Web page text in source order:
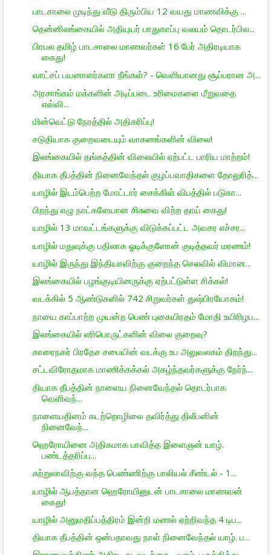
பாடசாலை முடிந்து வீடு திரும்பிய 12 வயது மாணவிக்கு ...
தென்னிலங்கையில் அதியுயர் பாதுகாப்பு வலயம் தொடர்பில...
பிரபல தமிழ் பாடசாலை மாணவர்கள் 16 பேர் அதிரடியாக
கைது!
வாட்சப் பயனாளர்களா நீங்கள்? - வெளியானது சூப்பரான அ...
அரசாங்கம் மக்களின் அடிப்படை உரிமைகளை மீறுவதை
எவ்வி...
மின்வெட்டு நேரத்தில் அதிகரிப்பு!
சடுதியாக குறைவடையும் வாகனங்களின் விலை!
இலங்கையில் தங்கத்தின் விலையில் ஏற்பட்ட பாரிய மாற்றம்!
தியாக தீபத்தின் நினைவேந்தல் குழப்பவாதிகளை தோலுரித்...
யாழில் இடம்பெற்ற மோட்டார் சைக்கிள் விபத்தில் படுகா...
பிறந்து எழு நாட்களேயான சிசுவை விற்ற தாய் கைது!
யாழில் 13 மாவட்டங்களுக்கு விடுக்கப்பட்ட அவசர எச்சர...
யாழில் மதுவுக்கு பதிலாக ஓடிக்குளோன் குடித்தவர் மரணம்!
யாழில் இருந்து இந்தியாவிற்கு குறைந்த செலவில் விமான...
இலங்கையில் பழங்குடியினருக்கு ஏற்பட்டுள்ள சிக்கல்!
வடக்கில் 5 ஆண்டுகளில் 742 சிறுவர்கள் துஷ்பிரயோகம்!
நாயை காப்பாற்ற முயன்ற பெண் புகையிரதம் மோதி உயிரிழப...
இலங்கையில் எரிபொருட்களின் விலை குறைவு?
காரைநகர் பிரதேச சபையின் வடக்கு உப அலுவலகம் திறந்து...
சட்டவிரோதமாக மாணிக்கக்கல் அகழ்ந்தவர்களுக்கு நேர்ந்...
தியாக தீபத்தின் நாளைய நினைவேந்தல் தொடர்பாக
வெளிவந்...
நாளையதினம் கடற்றொழிலை தவிர்த்து திலீபனின்
நினைவேந்...
ஹெரோயினை அதிகமாக பாவித்த இளைஞன் யாழ்.
பண்டத்தரிப்ப...
சுற்றுலாவிற்கு வந்த பெண்ணிற்கு பாலியல் சீண்டல் - 1...
யாழில் ஆபத்தான ஹெரோயினுடன் பாடசாலை மாணவன்
கைது!
யாழில் அனுமதிப்பத்திரம் இன்றி மணல் ஏற்றிவந்த 4 டிப...
தியாக தீபத்தின் ஒன்பதாவது நாள் நினைவேந்தல் யாழ். ப...